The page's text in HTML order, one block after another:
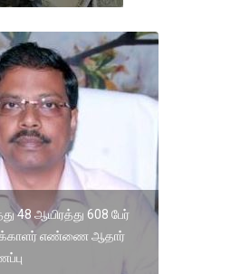
48 ஆயிரத்து 608 பேர்
எண்ணை ஆதார்